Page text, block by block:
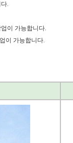
.
이 가능합니다.
이 가능합니다.